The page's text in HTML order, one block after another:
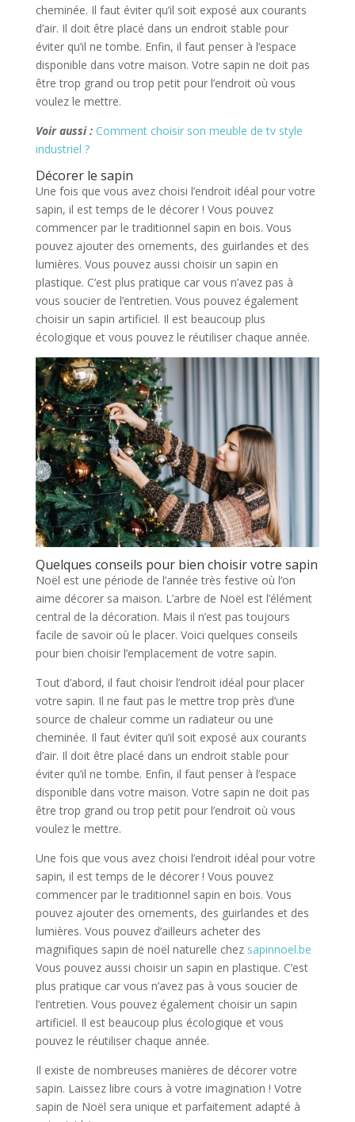
cheminée. Il faut éviter qu’il soit exposé aux courants
d’air. Il doit être placé dans un endroit stable pour
éviter qu’il ne tombe. Enfin, il faut penser à l’espace
disponible dans votre maison. Votre sapin ne doit pas
être trop grand ou trop petit pour l’endroit où vous
voulez le mettre.
Voir aussi : Comment choisir son meuble de tv style
industriel ?
Décorer le sapin
Une fois que vous avez choisi l’endroit idéal pour votre
sapin, il est temps de le décorer ! Vous pouvez
commencer par le traditionnel sapin en bois. Vous
pouvez ajouter des ornements, des guirlandes et des
lumières. Vous pouvez aussi choisir un sapin en
plastique. C’est plus pratique car vous n’avez pas à
vous soucier de l’entretien. Vous pouvez également
choisir un sapin artificiel. Il est beaucoup plus
écologique et vous pouvez le réutiliser chaque année.
Quelques conseils pour bien choisir votre sapin
Noël est une période de l’année très festive où l’on
aime décorer sa maison. L’arbre de Noël est l’élément
central de la décoration. Mais il n’est pas toujours
facile de savoir où le placer. Voici quelques conseils
pour bien choisir l’emplacement de votre sapin.
Tout d’abord, il faut choisir l’endroit idéal pour placer
votre sapin. Il ne faut pas le mettre trop près d’une
source de chaleur comme un radiateur ou une
cheminée. Il faut éviter qu’il soit exposé aux courants
d’air. Il doit être placé dans un endroit stable pour
éviter qu’il ne tombe. Enfin, il faut penser à l’espace
disponible dans votre maison. Votre sapin ne doit pas
être trop grand ou trop petit pour l’endroit où vous
voulez le mettre.
Une fois que vous avez choisi l’endroit idéal pour votre
sapin, il est temps de le décorer ! Vous pouvez
commencer par le traditionnel sapin en bois. Vous
pouvez ajouter des ornements, des guirlandes et des
lumières. Vous pouvez d’ailleurs acheter des
magnifiques sapin de noël naturelle chez sapinnoel.be
Vous pouvez aussi choisir un sapin en plastique. C’est
plus pratique car vous n’avez pas à vous soucier de
l’entretien. Vous pouvez également choisir un sapin
artificiel. Il est beaucoup plus écologique et vous
pouvez le réutiliser chaque année.
Il existe de nombreuses manières de décorer votre
sapin. Laissez libre cours à votre imagination ! Votre
sapin de Noël sera unique et parfaitement adapté à